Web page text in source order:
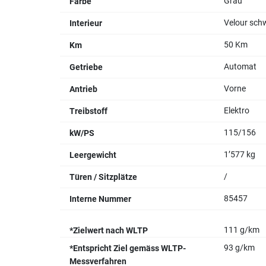
Interieur Velour
Km 50 Km
Getriebe Automat
Antrieb Vorne
Treibstoff Elektro
kW/PS 115/156
Leergewicht 1’577 kg
Türen / Sitzplätze /
Interne Nummer 85457
*Zielwert nach WLTP
111 g/km
*Entspricht Ziel gemäss WLTP-
Messverfahren
93 g/km